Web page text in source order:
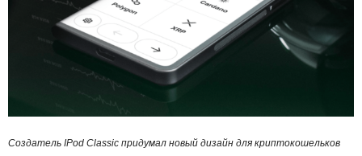
Создатель IPod Classic придумал новый дизайн для криптокошельков